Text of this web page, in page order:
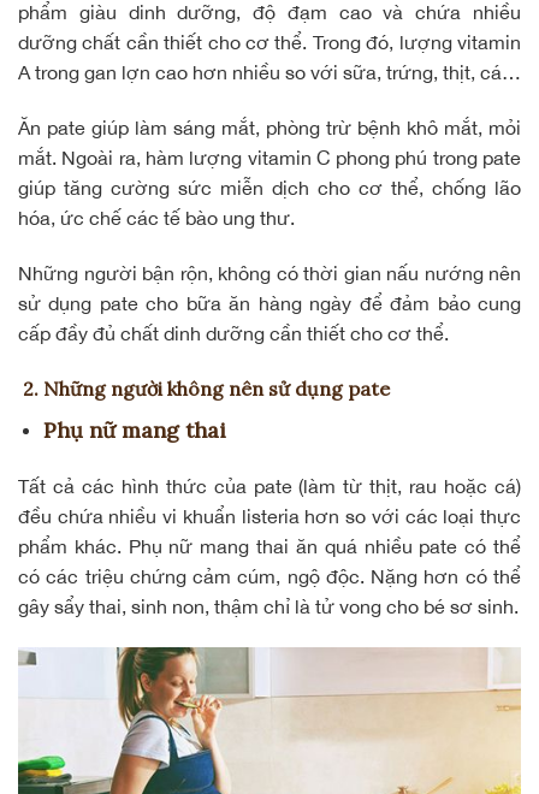
phẩm giàu dinh dưỡng, độ đạm cao và chứa nhiều
dưỡng chất cần thiết cho cơ thể. Trong đó, lượng vitamin
A trong gan lợn cao hơn nhiều so với sữa, trứng, thịt, cá…
Ăn pate giúp làm sáng mắt, phòng trừ bệnh khô mắt, mỏi
mắt. Ngoài ra, hàm lượng vitamin C phong phú trong pate
giúp tăng cường sức miễn dịch cho cơ thể, chống lão
hóa, ức chế các tế bào ung thư.
Những người bận rộn, không có thời gian nấu nướng nên
sử dụng pate cho bữa ăn hàng ngày để đảm bảo cung
cấp đầy đủ chất dinh dưỡng cần thiết cho cơ thể.
2. Những người không nên sử dụng pate
Phụ nữ mang thai
Tất cả các hình thức của pate (làm từ thịt, rau hoặc cá)
đều chứa nhiều vi khuẩn listeria hơn so với các loại thực
phẩm khác. Phụ nữ mang thai ăn quá nhiều pate có thể
có các triệu chứng cảm cúm, ngộ độc. Nặng hơn có thể
gây sẩy thai, sinh non, thậm chỉ là tử vong cho bé sơ sinh.